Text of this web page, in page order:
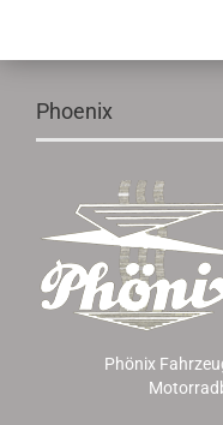
Phoenix
Phönix